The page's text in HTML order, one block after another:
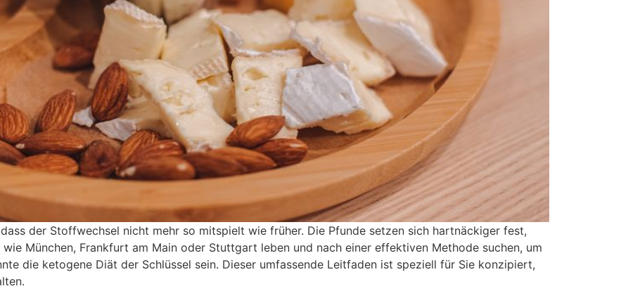
der Stoffwechsel nicht mehr so mitspielt wie früher. Die Pfunde setzen sich hartnäckiger fest,
München, Frankfurt am Main oder Stuttgart leben und nach einer effektiven Methode suchen, um
die ketogene Diät der Schlüssel sein. Dieser umfassende Leitfaden ist speziell für Sie konzipiert,